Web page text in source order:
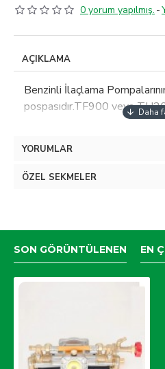
0 yorum yapılmış. -
AÇIKLAMA
Benzinli İlaçlama
pospasıdır.TF900 veya
YORUMLAR
ÖZEL SEKMELER
SON GÖRÜNTÜLENEN EN